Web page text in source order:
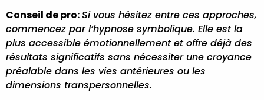
Conseil de pro:Si vous hésitez entre ces approches,
commencez par l’hypnose symbolique. Elle est la
plus accessible émotionnellement et offre déjà des
résultats significatifs sans nécessiter une croyance
préalable dans les vies antérieures ou les
dimensions transpersonnelles.